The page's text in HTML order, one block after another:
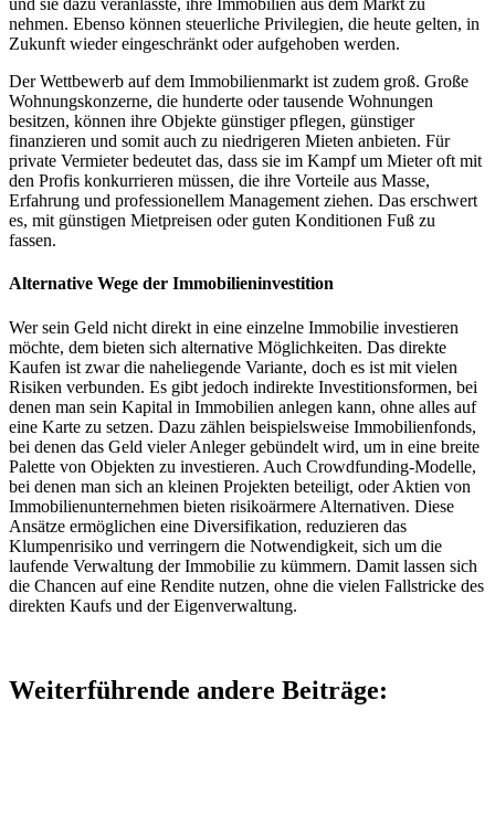
und sie dazu veranlasste, ihre Immobilien aus dem Markt zu
nehmen. Ebenso können steuerliche Privilegien, die heute gelten, in
Zukunft wieder eingeschränkt oder aufgehoben werden.
Der Wettbewerb auf dem Immobilienmarkt ist zudem groß. Große
Wohnungskonzerne, die hunderte oder tausende Wohnungen
besitzen, können ihre Objekte günstiger pflegen, günstiger
finanzieren und somit auch zu niedrigeren Mieten anbieten. Für
private Vermieter bedeutet das, dass sie im Kampf um Mieter oft mit
den Profis konkurrieren müssen, die ihre Vorteile aus Masse,
Erfahrung und professionellem Management ziehen. Das erschwert
es, mit günstigen Mietpreisen oder guten Konditionen Fuß zu
fassen.
Alternative Wege der Immobilieninvestition
Wer sein Geld nicht direkt in eine einzelne Immobilie investieren
möchte, dem bieten sich alternative Möglichkeiten. Das direkte
Kaufen ist zwar die naheliegende Variante, doch es ist mit vielen
Risiken verbunden. Es gibt jedoch indirekte Investitionsformen, bei
denen man sein Kapital in Immobilien anlegen kann, ohne alles auf
eine Karte zu setzen. Dazu zählen beispielsweise Immobilienfonds,
bei denen das Geld vieler Anleger gebündelt wird, um in eine breite
Palette von Objekten zu investieren. Auch Crowdfunding-Modelle,
bei denen man sich an kleinen Projekten beteiligt, oder Aktien von
Immobilienunternehmen bieten risikoärmere Alternativen. Diese
Ansätze ermöglichen eine Diversifikation, reduzieren das
Klumpenrisiko und verringern die Notwendigkeit, sich um die
laufende Verwaltung der Immobilie zu kümmern. Damit lassen sich
die Chancen auf eine Rendite nutzen, ohne die vielen Fallstricke des
direkten Kaufs und der Eigenverwaltung.
Weiterführende andere Beiträge: